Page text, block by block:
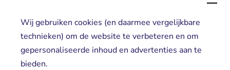
Wij gebruiken cookies (en daarmee vergelijkbare
technieken) om de website te verbeteren en om
gepersonaliseerde inhoud en advertenties aan te
bieden.
Direct naar
Locaties